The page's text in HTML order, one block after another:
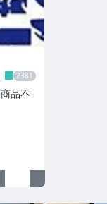
品不